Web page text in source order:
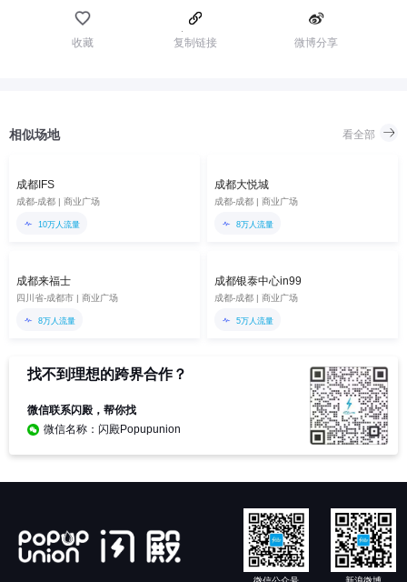
收藏 复制链接 微博分享
相似场地 看全部
成都IFS
成都-成都 | 商业广场
10万人流量
成都大悦城
成都-成都 | 商业广场
8万人流量
成都来福士
四川省-成都市 | 商业广场
8万人流量
成都银泰中心in99
成都-成都 | 商业广场
5万人流量
找不到理想的跨界合作？
微信联系闪殿，帮你找
微信名称：闪殿Popupunion